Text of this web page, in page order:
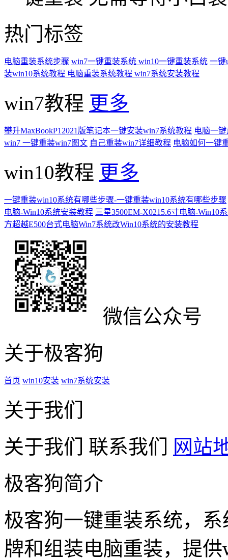
热门标签
电脑重装系统步骤 win7一键重装系统 win10一键重装系统 一键
装win10系统教程 电脑重装系统教程 win7系统安装教程
win7教程 更多
攀升MaxBookP12021版笔记本一键安装win7系统教程 电脑一
win7 一键重装win7图文 自己重装win7详细教程 电脑如何一键
win10教程 更多
一键重装win10系统有哪些步骤-一键重装win10系统有哪些步骤
电脑-Win10系统安装教程 三星3500EM-X0215.6寸电脑-Win10
方超越E500台式电脑Win7系统改Win10系统的安装教程
微信公众号
关于极客狗
首页 win10安装 win7系统安装
关于我们
关于我们
联系我们
网站
极客狗简介
极客狗一键重装系统，
牌和组装电脑重装，提